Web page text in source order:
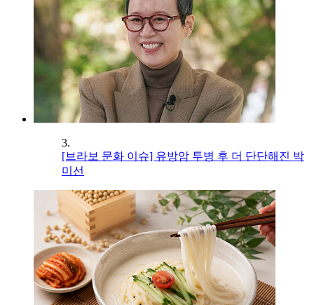
3.
[브라보 문화 이슈] 유방암 투병 후 더 단단해진 박
미선